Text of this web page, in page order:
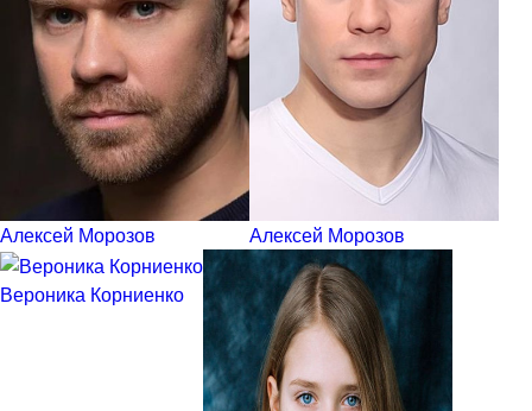
Алексей Морозов Алексей Морозов
Вероника Корниенко